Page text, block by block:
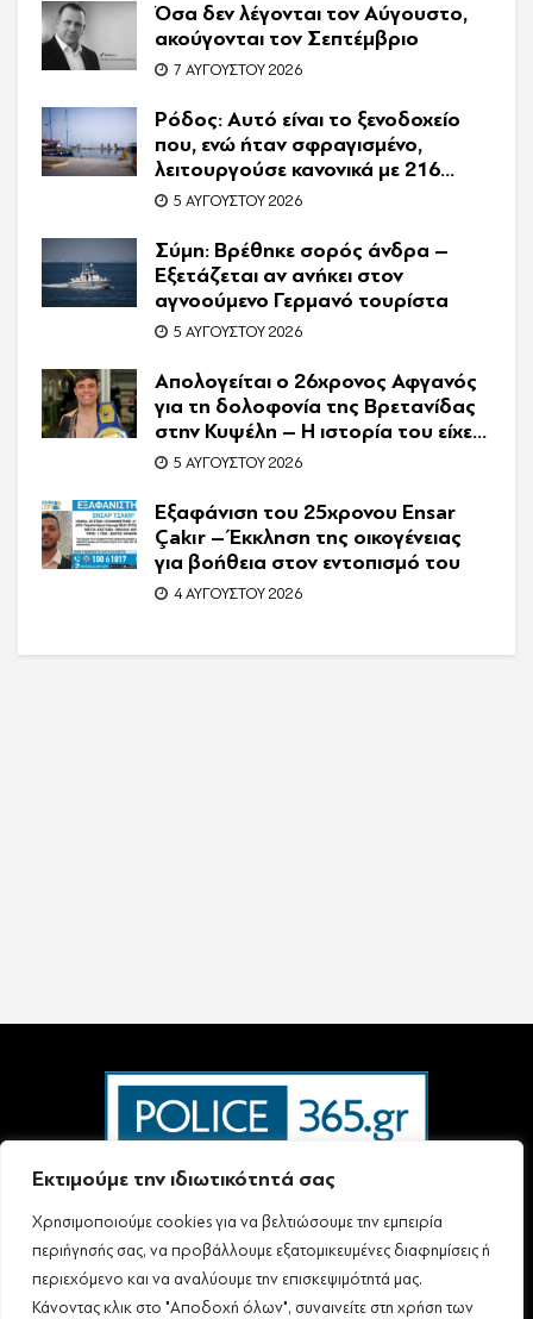
Εκτιμούμε την ιδιωτικότητά σας
Χρησιμοποιούμε cookies για να βελτιώσουμε την εμπειρία
περιήγησής σας, να προβάλλουμε εξατομικευμένες διαφημίσεις ή
περιεχόμενο και να αναλύουμε την επισκεψιμότητά μας.
Κάνοντας κλικ στο "Αποδοχή όλων", συναινείτε στη χρήση των
Όσα δεν λέγονται τον Αύγουστο,
ακούγονται τον Σεπτέμβριο
7 ΑΥΓΟΎΣΤΟΥ 2026
Ρόδος: Αυτό είναι το ξενοδοχείο
που, ενώ ήταν σφραγισμένο,
λειτουργούσε κανονικά με 216
πελάτες – Συνελήφθη η
5 ΑΥΓΟΎΣΤΟΥ 2026
Σύμη: Βρέθηκε σορός άνδρα –
Εξετάζεται αν ανήκει στον
αγνοούμενο Γερμανό τουρίστα
5 ΑΥΓΟΎΣΤΟΥ 2026
Απολογείται ο 26χρονος Αφγανός
για τη δολοφονία της Βρετανίδας
στην Κυψέλη – Η ιστορία του είχε
γίνει ντοκιμαντέρ
5 ΑΥΓΟΎΣΤΟΥ 2026
Εξαφάνιση του 25χρονου Ensar
Çakır – Έκκληση της οικογένειας
για βοήθεια στον εντοπισμό του
4 ΑΥΓΟΎΣΤΟΥ 2026
Ταυτότητα – Επικοινωνία
Όροι Χρήσης
Πολιτική Απορρήτου & Προστασίας Προσωπικών Δεδομένων
Δήλωση συμμόρφωσης με τη σύσταση (ΕΕ) 2018/334 L63